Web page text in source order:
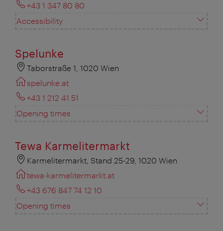
+43 1 347 80 80
Accessibility
Spelunke
Taborstraße 1, 1020 Wien
spelunke.at
+43 1 212 41 51
Opening times
Tewa Karmelitermarkt
Karmelitermarkt, Stand 25-29, 1020 Wien
tewa-karmelitermarkt.at
+43 676 847 74 12 10
Opening times